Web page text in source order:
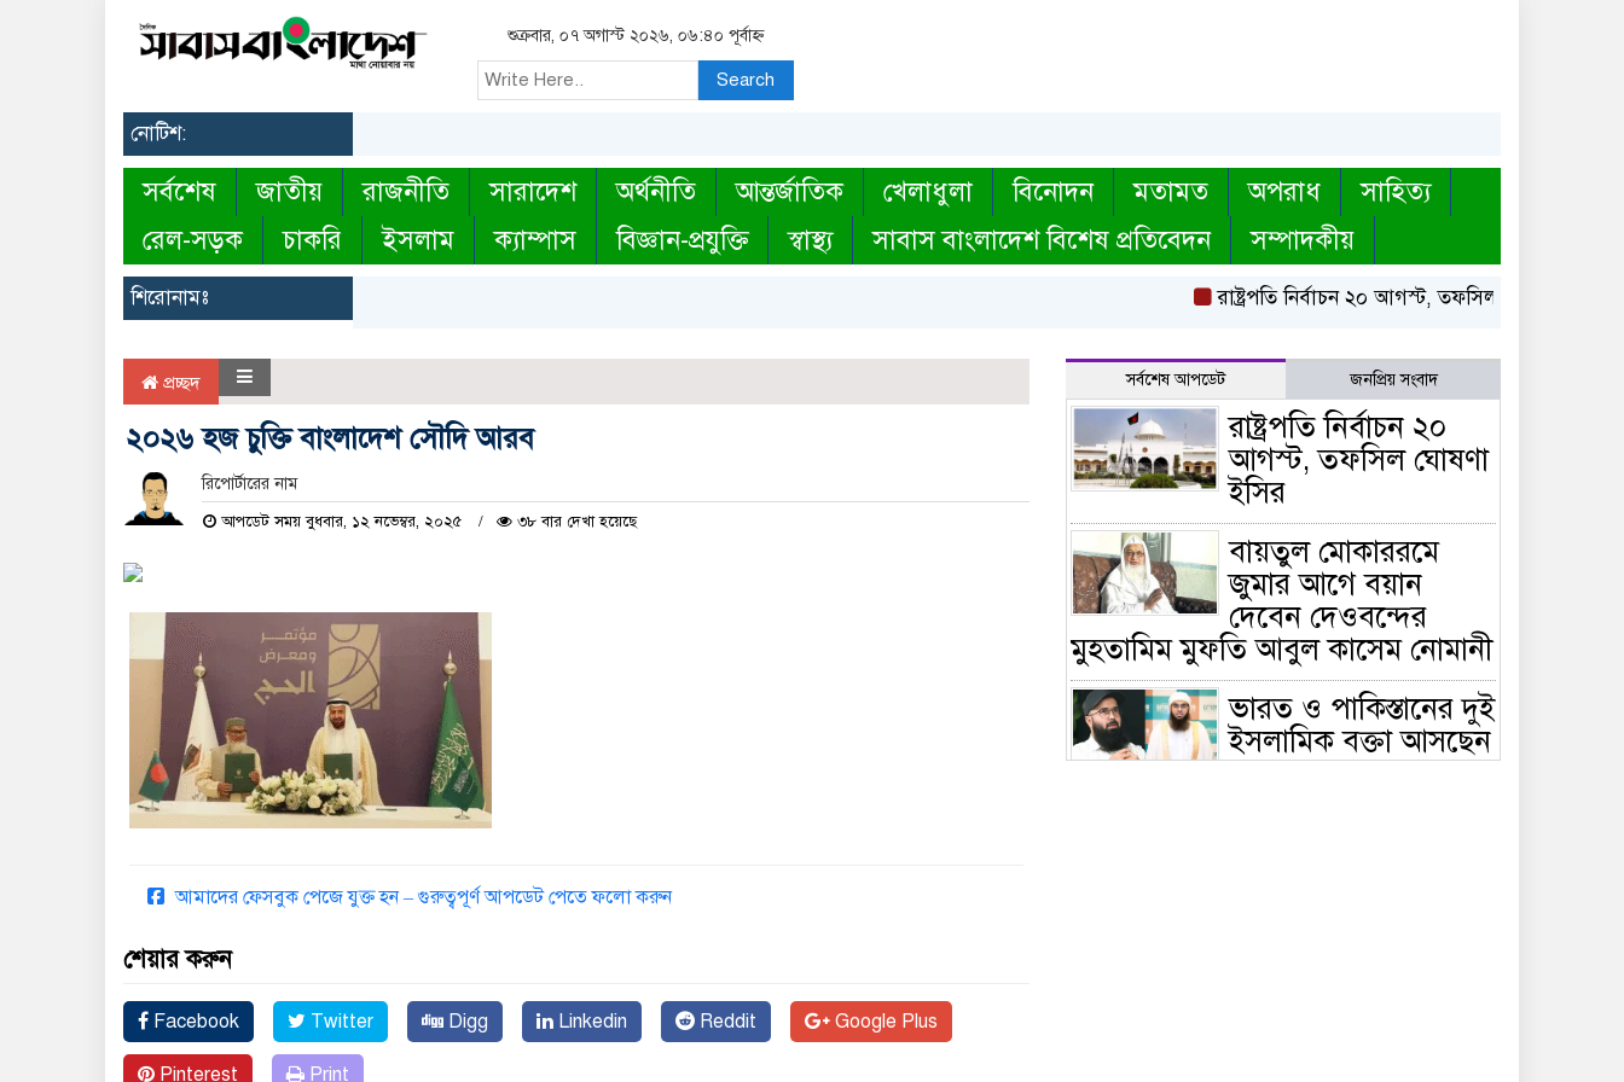
শুক্রবার, ০৭ অগাস্ট ২০২৬, ০৬:৪০ পূর্বাহ্ন
Search
নোটিশ:
সর্বশেষ জাতীয় রাজনীতি সারাদেশ অর্থনীতি আন্তর্জাতিক খেলাধুলা বিনোদন মতামত অপরাধ
সাহিত্য
রেল-সড়ক
চাকরি ইসলাম ক্যাম্পাস বিজ্ঞান-প্রযুক্তি স্বাস্থ্য সাবাস বাংলাদেশ বিশেষ প্রতিবেদন সম্পাদকীয়
শিরোনামঃ রাষ্ট্রপতি নির্বাচন ২০ আগস্ট, তফসিল ঘোষণা ইসির
প্রচ্ছদ
২০২৬ হজ চুক্তি বাংলাদেশ সৌদি আরব
রিপোর্টারের নাম
আপডেট সময় বুধবার, ১২ নভেম্বর, ২০২৫ ৩৮ বার দেখা হয়েছে
আমাদের ফেসবুক পেজে যুক্ত হন – গুরুত্বপূর্ণ আপডেট পেতে ফলো করুন
শেয়ার করুন
Facebook Twitter Digg Linkedin Reddit Google Plus
Pinterest Print
সর্বশেষ আপডেট জনপ্রিয় সংবাদ
রাষ্ট্রপতি নির্বাচন ২০
আগস্ট, তফসিল ঘোষণা
ইসির
বায়তুল মোকাররমে
জুমার আগে বয়ান
দেবেন দেওবন্দের
মুহতামিম মুফতি আবুল কাসেম নোমানী
ভারত ও পাকিস্তানের দুই
ইসলামিক বক্তা আসছেন
বাংলাদেশে, ঢাকা-